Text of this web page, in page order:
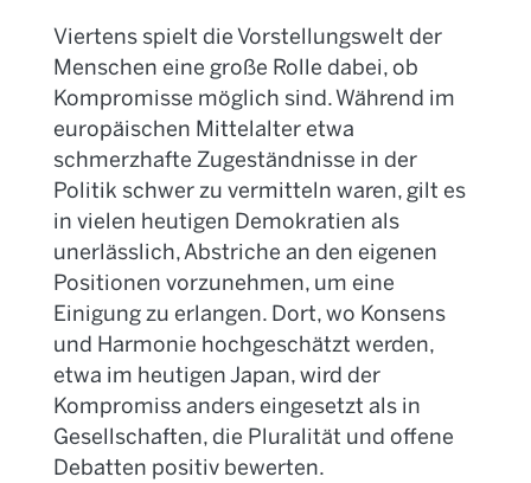
Viertens spielt die Vorstellungswelt der
Menschen eine große Rolle dabei, ob
Kompromisse möglich sind. Während im
europäischen Mittelalter etwa
schmerzhafte Zugeständnisse in der
Politik schwer zu vermitteln waren, gilt es
in vielen heutigen Demokratien als
unerlässlich, Abstriche an den eigenen
Positionen vorzunehmen, um eine
Einigung zu erlangen. Dort, wo Konsens
und Harmonie hochgeschätzt werden,
etwa im heutigen Japan, wird der
Kompromiss anders eingesetzt als in
Gesellschaften, die Pluralität und offene
Debatten positiv bewerten.